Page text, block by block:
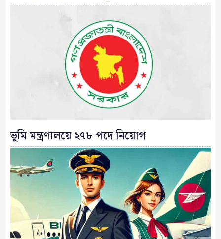
ভূমি মন্ত্রণালয়ে ২৭৮ পদে নিয়োগ